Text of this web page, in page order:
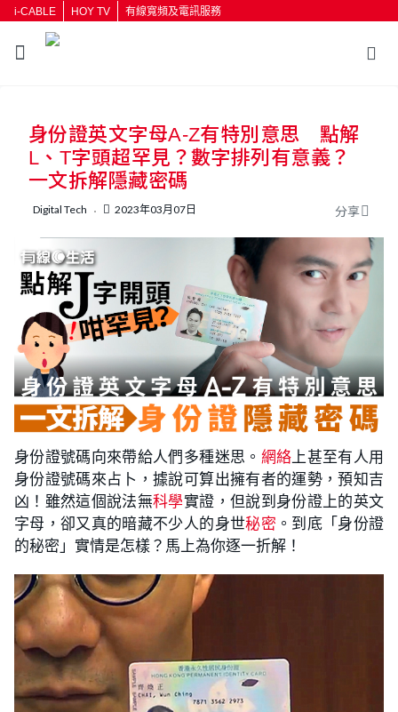
i-CABLE HOY TV 有線寬頻及電訊服務
按輸入鍵開始搜尋
身份證英文字母A-Z有特別意思 點解
L、T字頭超罕見？數字排列有意義？
一文拆解隱藏密碼
Digital Tech 2023年03月07日 分享
身份證號碼向來帶給人們多種迷思。 網絡 上甚至有人用
身份證號碼來占卜，據說可算出擁有者的運勢，預知吉
凶！雖然這個說法無科學實證，但說到身份證上的英文
字母，卻又真的暗藏不少人的身世秘密 。到底「身份證
的秘密」實情是怎樣？馬上為你逐一折解！